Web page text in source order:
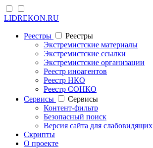
LIDREKON.RU
Реестры
Реестры
Экстремистские материалы
Экстремистские ссылки
Экстремистские организации
Реестр иноагентов
Реестр НКО
Реестр СОНКО
Cервисы
Cервисы
Контент-фильтр
Безопасный поиск
Версия сайта для слабовидящих
Скрипты
О проекте